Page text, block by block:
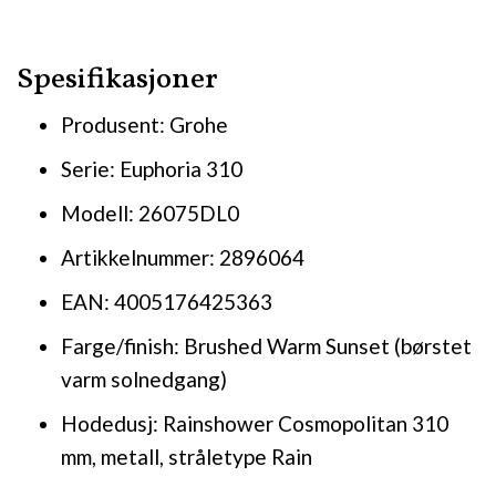
Spesifikasjoner
Produsent: Grohe
Serie: Euphoria 310
Modell: 26075DL0
Artikkelnummer: 2896064
EAN: 4005176425363
Farge/finish: Brushed Warm Sunset (børstet
varm solnedgang)
Hodedusj: Rainshower Cosmopolitan 310
mm, metall, stråletype Rain